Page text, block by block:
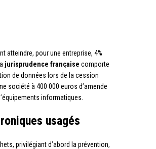
atteindre, pour une entreprise, 4%
jurisprudence française comporte
de données lors de la cession
société à 400 000 euros d’amende
informatiques.
usagés
privilégiant d’abord la prévention,